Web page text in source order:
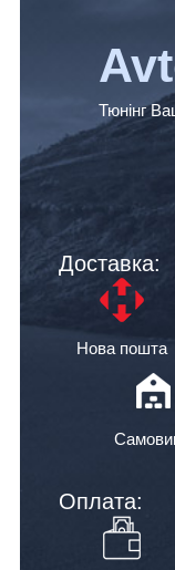
Тюнінг
Доставка:
Нова пошта
Оплата: